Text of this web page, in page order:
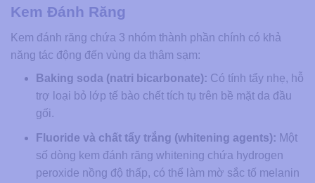
Kem Đánh Răng
Kem đánh răng chứa 3 nhóm thành phần chính có khả
năng tác động đến vùng da thâm sạm:
Baking soda (natri bicarbonate): Có tính tẩy nhẹ, hỗ
trợ loại bỏ lớp tế bào chết tích tụ trên bề mặt da đầu
gối.
Fluoride và chất tẩy trắng (whitening agents): Một
số dòng kem đánh răng whitening chứa hydrogen
peroxide nồng độ thấp, có thể làm mờ sắc tố melanin